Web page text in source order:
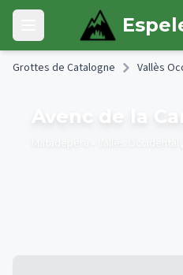
Skip to main content
Open main menu
Grottes de Catalogne Vallès
Avenc de la